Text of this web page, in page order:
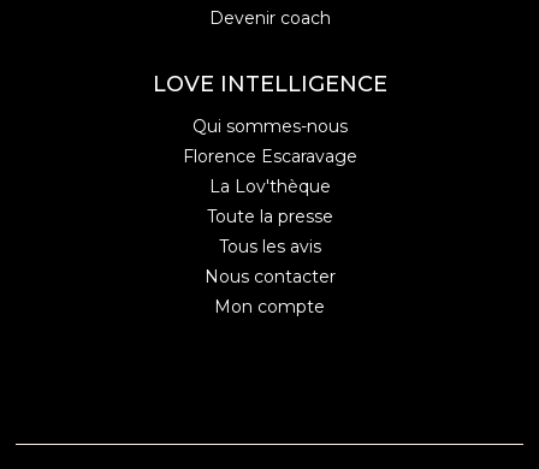
Devenir coach
LOVE INTELLIGENCE
Qui sommes-nous
Florence Escaravage
La Lov'thèque
Toute la presse
Tous les avis
Nous contacter
Mon compte